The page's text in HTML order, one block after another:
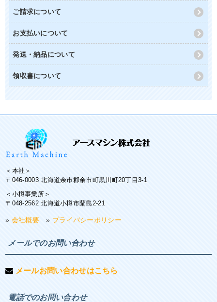
ご請求について
お支払いについて
発送・納品について
領収書について
＜本社＞
〒046-0003 北海道余市郡余市町黒川町20丁目3-1
＜小樽事業所＞
〒048-2562 北海道小樽市蘭島2-21
» 会社概要 » プライバシーポリシー
メールでのお問い合わせ
メールお問い合わせはこちら
電話でのお問い合わせ